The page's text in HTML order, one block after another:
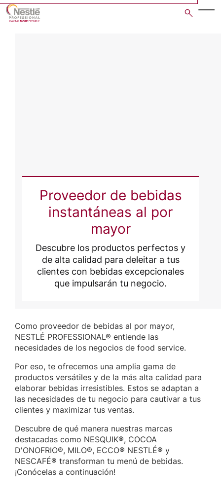
Skip
Proveedor de bebidas
instantáneas al por
mayor
Descubre los productos perfectos y
de alta calidad para deleitar a tus
clientes con bebidas excepcionales
que impulsarán tu negocio.
Como proveedor de bebidas al por mayor,
NESTLÉ PROFESSIONAL® entiende las
necesidades de los negocios de food service.
Por eso, te ofrecemos una amplia gama de
productos versátiles y de la más alta calidad para
elaborar bebidas irresistibles. Estos se adaptan a
las necesidades de tu negocio para cautivar a tus
clientes y maximizar tus ventas.
Descubre de qué manera nuestras marcas
destacadas como NESQUIK®, COCOA
D'ONOFRIO®, MILO®, ECCO® NESTLÉ® y
NESCAFÉ® transforman tu menú de bebidas.
¡Conócelas a continuación!